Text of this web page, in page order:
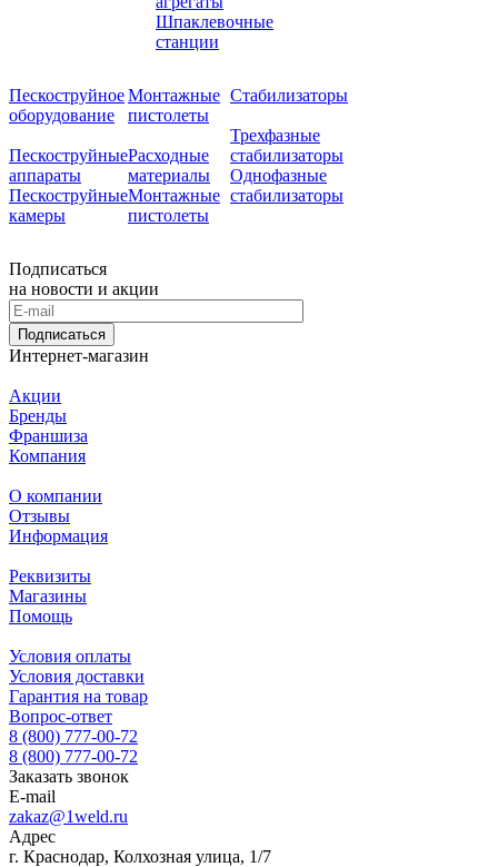
Шпаклевочные
станции
Пескоструйное
оборудование
Пескоструйные
аппараты
Пескоструйные
камеры
Монтажные
пистолеты
Расходные
материалы
Монтажные
пистолеты
Стабилизаторы
Трехфазные
стабилизаторы
Однофазные
стабилизаторы
Подписаться
на новости и акции
Подписаться
Интернет-магазин
Акции
Бренды
Франшиза
Компания
О компании
Отзывы
Информация
Реквизиты
Магазины
Помощь
Условия оплаты
Условия доставки
Гарантия на товар
Вопрос-ответ
8 (800) 777-00-72
8 (800) 777-00-72
Заказать звонок
E-mail
zakaz@1weld.ru
Адрес
г. Краснодар, Колхозная улица, 1/7